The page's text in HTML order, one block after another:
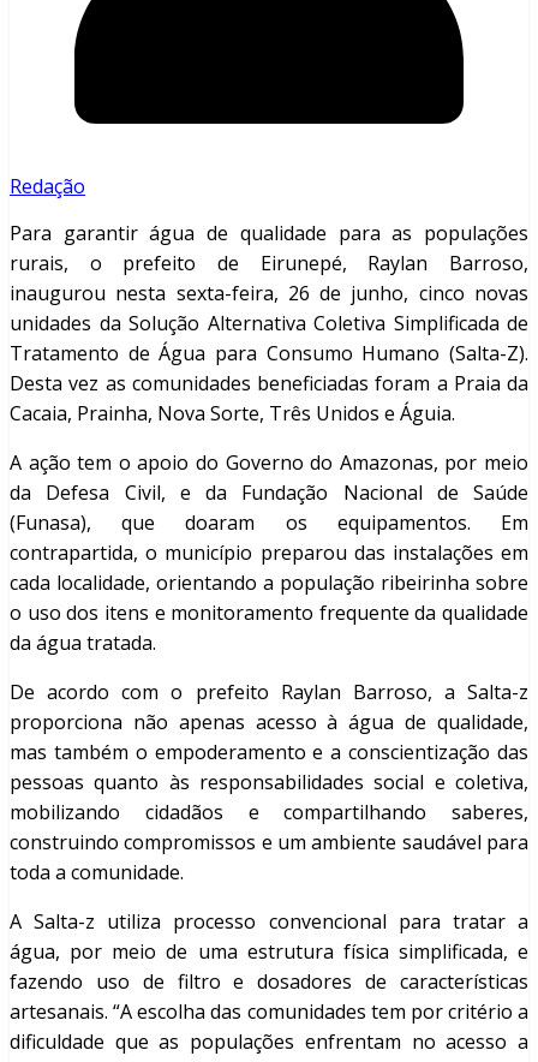
Redação
Para garantir água de qualidade para as populações
rurais, o prefeito de Eirunepé, Raylan Barroso,
inaugurou nesta sexta-feira, 26 de junho, cinco novas
unidades da Solução Alternativa Coletiva Simplificada de
Tratamento de Água para Consumo Humano (Salta-Z).
Desta vez as comunidades beneficiadas foram a Praia da
Cacaia, Prainha, Nova Sorte, Três Unidos e Águia.
A ação tem o apoio do Governo do Amazonas, por meio
da Defesa Civil, e da Fundação Nacional de Saúde
(Funasa), que doaram os equipamentos. Em
contrapartida, o município preparou das instalações em
cada localidade, orientando a população ribeirinha sobre
o uso dos itens e monitoramento frequente da qualidade
da água tratada.
De acordo com o prefeito Raylan Barroso, a Salta-z
proporciona não apenas acesso à água de qualidade,
mas também o empoderamento e a conscientização das
pessoas quanto às responsabilidades social e coletiva,
mobilizando cidadãos e compartilhando saberes,
construindo compromissos e um ambiente saudável para
toda a comunidade.
A Salta-z utiliza processo convencional para tratar a
água, por meio de uma estrutura física simplificada, e
fazendo uso de filtro e dosadores de características
artesanais. “A escolha das comunidades tem por critério a
dificuldade que as populações enfrentam no acesso a